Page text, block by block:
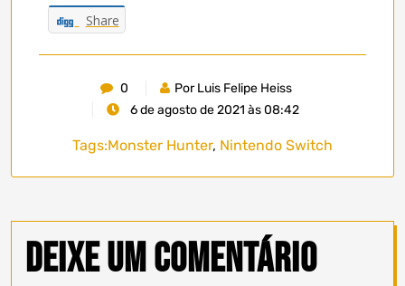
Share
0
Por Luis Felipe Heiss
6 de agosto de 2021 às 08:42
Tags:Monster Hunter, Nintendo Switch
Deixe um comentário